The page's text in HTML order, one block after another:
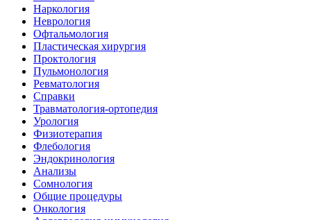
Наркология
Неврология
Офтальмология
Пластическая хирургия
Проктология
Пульмонология
Ревматология
Справки
Травматология-ортопедия
Урология
Физиотерапия
Флебология
Эндокринология
Анализы
Сомнология
Общие процедуры
Онкология